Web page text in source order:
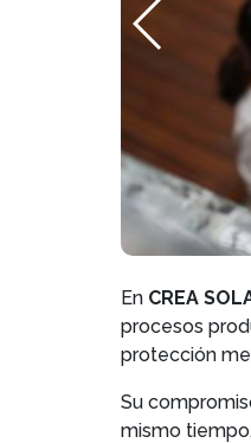
En CREA
procesos
protección
Su
mismo